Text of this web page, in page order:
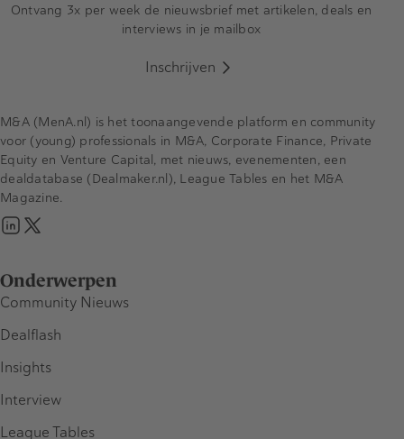
Ontvang 3x per week de nieuwsbrief met artikelen, deals en
interviews in je mailbox
Inschrijven
Onderwerpen
Community Nieuws
Dealflash
Insights
Interview
League Tables
M&A (MenA.nl) is het toonaangevende platform en community
voor (young) professionals in M&A, Corporate Finance, Private
Equity en Venture Capital, met nieuws, evenementen, een
dealdatabase (Dealmaker.nl), League Tables en het M&A
Magazine.